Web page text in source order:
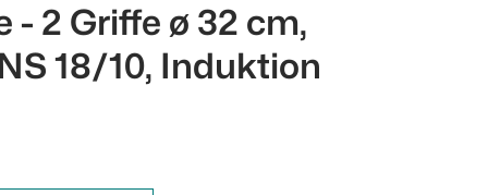
- 2 Griffe ø 32 cm,
18/10, Induktion